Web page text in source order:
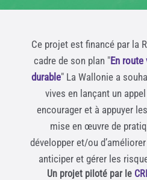
Ce projet est financé par la
cadre de son plan "En
durable" La Wallonie a
vives en lançant un
encourager et à appuyer
mise en œuvre de
développer et/ou
anticiper et gérer les
Un projet piloté par le